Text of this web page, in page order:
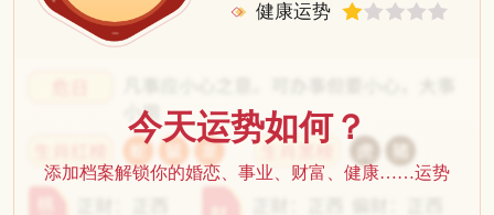
健康运势
今天运势如何？
添加档案解锁你的婚恋、事业、财富、健康……运势